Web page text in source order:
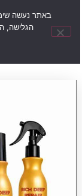
הגלישה,